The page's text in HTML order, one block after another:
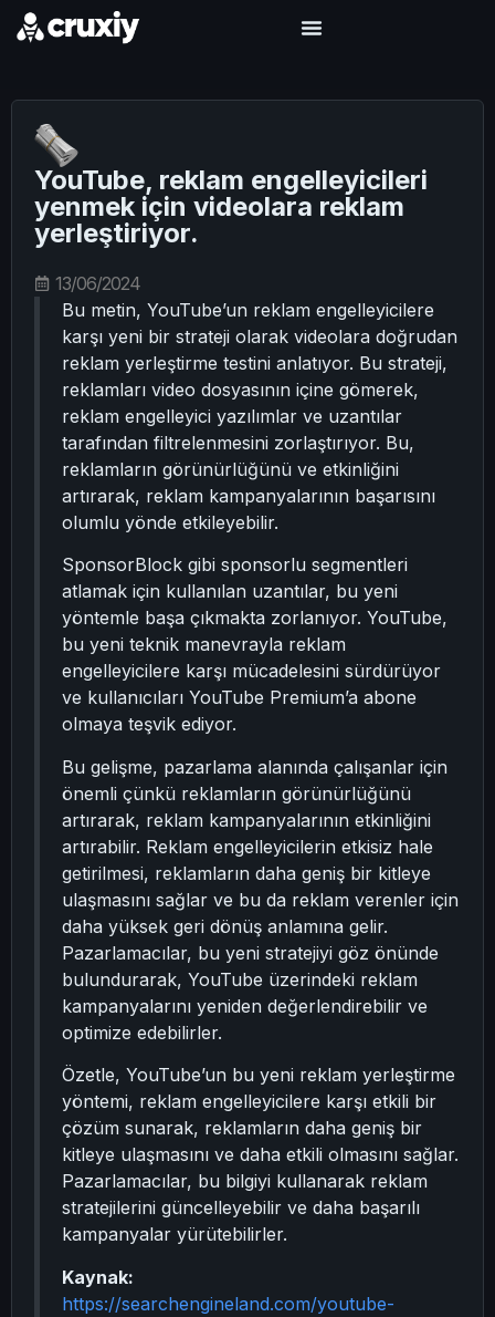
YouTube, reklam engelleyicileri
yenmek için videolara reklam
yerleştiriyor.
13/06/2024
Bu metin, YouTube’un reklam engelleyicilere
karşı yeni bir strateji olarak videolara doğrudan
reklam yerleştirme testini anlatıyor. Bu strateji,
reklamları video dosyasının içine gömerek,
reklam engelleyici yazılımlar ve uzantılar
tarafından filtrelenmesini zorlaştırıyor. Bu,
reklamların görünürlüğünü ve etkinliğini
artırarak, reklam kampanyalarının başarısını
olumlu yönde etkileyebilir.
SponsorBlock gibi sponsorlu segmentleri
atlamak için kullanılan uzantılar, bu yeni
yöntemle başa çıkmakta zorlanıyor. YouTube,
bu yeni teknik manevrayla reklam
engelleyicilere karşı mücadelesini sürdürüyor
ve kullanıcıları YouTube Premium’a abone
olmaya teşvik ediyor.
Bu gelişme, pazarlama alanında çalışanlar için
önemli çünkü reklamların görünürlüğünü
artırarak, reklam kampanyalarının etkinliğini
artırabilir. Reklam engelleyicilerin etkisiz hale
getirilmesi, reklamların daha geniş bir kitleye
ulaşmasını sağlar ve bu da reklam verenler için
daha yüksek geri dönüş anlamına gelir.
Pazarlamacılar, bu yeni stratejiyi göz önünde
bulundurarak, YouTube üzerindeki reklam
kampanyalarını yeniden değerlendirebilir ve
optimize edebilirler.
Özetle, YouTube’un bu yeni reklam yerleştirme
yöntemi, reklam engelleyicilere karşı etkili bir
çözüm sunarak, reklamların daha geniş bir
kitleye ulaşmasını ve daha etkili olmasını sağlar.
Pazarlamacılar, bu bilgiyi kullanarak reklam
stratejilerini güncelleyebilir ve daha başarılı
kampanyalar yürütebilirler.
Kaynak:
https://searchengineland.com/youtube-